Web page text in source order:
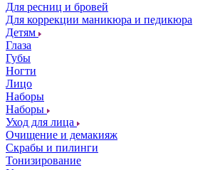
Для ресниц и бровей
Для коррекции маникюра и педикюра
Детям
Глаза
Губы
Ногти
Лицо
Наборы
Наборы
Уход для лица
Очищение и демакияж
Скрабы и пилинги
Тонизирование